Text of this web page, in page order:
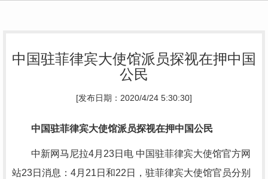
中国驻菲律宾大使馆派员探视在押中国
公民
[发布日期：2020/4/24 5:30:30]
中国驻菲律宾大使馆派员探视在押中国公民
中新网马尼拉4月23日电 中国驻菲律宾大使馆官方网
站23日消息：4月21日和22日，驻菲律宾大使馆官员分别